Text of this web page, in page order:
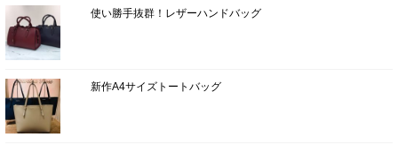
使い勝手抜群！レザーハンドバッグ
新作A4サイズトートバッグ